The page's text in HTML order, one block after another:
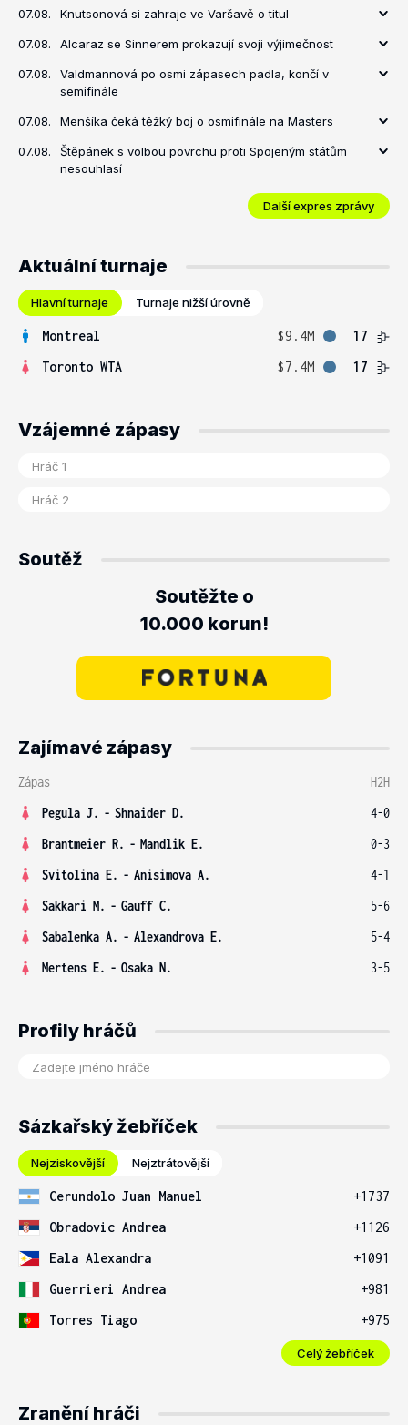
07.08. Knutsonová si zahraje ve Varšavě o titul
07.08. Alcaraz se Sinnerem prokazují svoji výjimečnost
07.08.
Valdmannová po osmi zápasech padla, končí v
semifinále
07.08. Menšíka čeká těžký boj o osmifinále na Masters
07.08.
Štěpánek s volbou povrchu proti Spojeným státům
nesouhlasí
Další expres zprávy
Aktuální turnaje
Hlavní turnaje Turnaje nižší úrovně
Montreal $9.4M
17
Toronto WTA
$7.4M 17
Vzájemné zápasy
Soutěž
Soutěžte o
10.000 korun!
Zajímavé zápasy
Zápas
H2H
Pegula J. - Shnaider D.
4-0
Brantmeier R. - Mandlik E.
0-3
Svitolina E. - Anisimova A.
4-1
Sakkari M. - Gauff C.
5-6
Sabalenka A. - Alexandrova E.
5-4
Mertens E. - Osaka N. 3-5
Profily hráčů
Sázkařský žebříček
Nejziskovější Nejztrátovější
Cerundolo Juan Manuel
+1737
Obradovic Andrea
+1126
Eala Alexandra
+1091
Guerrieri Andrea
+981
Torres Tiago
+975
Celý žebříček
Zranění hráči